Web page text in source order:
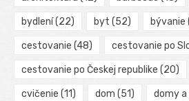
bydlení(22) byt (52) bývanie
cestovanie (48) cestovanie po
cestovanie po Českej republike (20)
cvičenie (11) dom (51) domy